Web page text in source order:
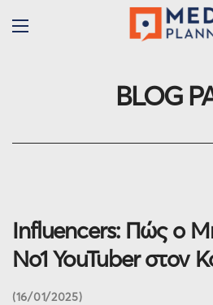
BLOG
Influencers: Πώς ο
Νο1 YouTuber στον
16/01/2025